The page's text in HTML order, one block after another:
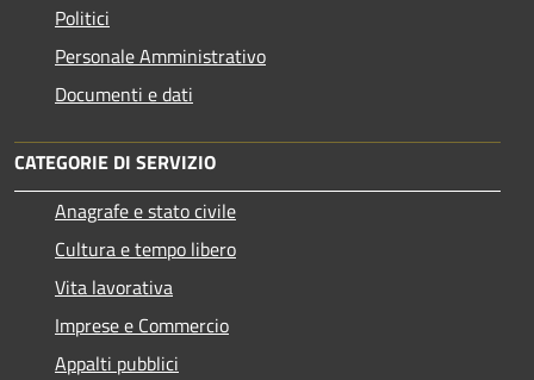
Politici
Personale Amministrativo
Documenti e dati
CATEGORIE DI SERVIZIO
Anagrafe e stato civile
Cultura e tempo libero
Vita lavorativa
Imprese e Commercio
Appalti pubblici